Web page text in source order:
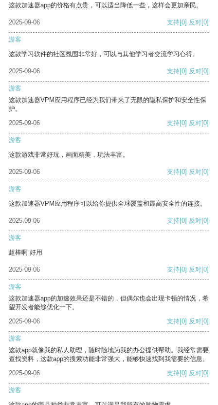
这款加速器app的价格有点贵，可以适当降低一些，这样会更加亲民。
2025-09-06 支持[0] 反对[0]
游客
这款学习软件的社区氛围非常好，可以与其他学习者交流学习心得。
2025-09-06 支持[0] 反对[0]
游客
这款加速器VPM应用程序已经为我们带来了无限的隐私保护和安全性保
护。
2025-09-06
支持[0] 反对[0]
游客
这款游戏非常好玩，画面精美，玩法丰富。
2025-09-06 支持[0] 反对[0]
游客
这款加速器VPM应用程序可以给你提供全球覆盖和最高安全性的连接。
2025-09-06 支持[0] 反对[0]
游客
超棒啊 好用
2025-09-06 支持[0] 反对[0]
游客
这款加速器app的加速效果还是不错的，但偶尔也会出现卡顿的情况，希
望开发者能够优化一下。
2025-09-06
支持[0] 反对[0]
游客
这款app就像我的私人助理，随时随地为我的办公提供帮助。我经常需要
查找资料，这款app的搜索功能非常强大，能够快速找到我需要的信息。
2025-09-06
支持[0] 反对[0]
游客